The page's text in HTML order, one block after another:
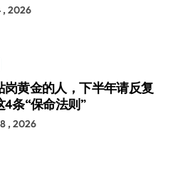
, 2026
岗黄金的人，下半年请反复
4条“保命法则”
, 2026